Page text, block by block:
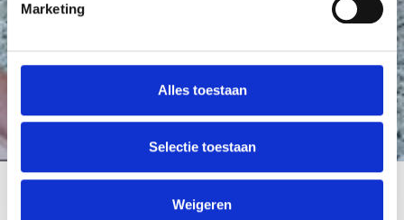
Marketing
Alles toestaan
Selectie toestaan
Weigeren